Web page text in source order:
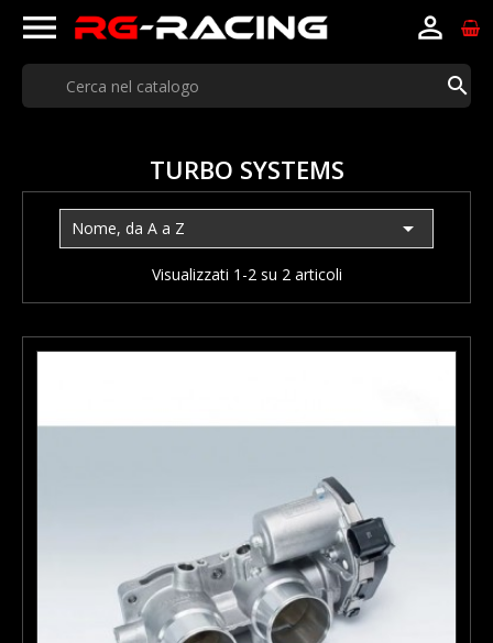
 

TURBO SYSTEMS
Nome, da A a Z 
Visualizzati 1-2 su 2 articoli